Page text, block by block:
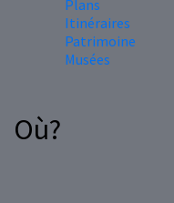
Plans
Itinéraires
Patrimoine
Musées
Où?